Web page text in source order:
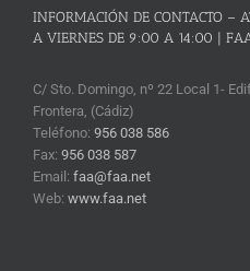
INFORMACIÓN DE CONTACTO –
A VIERNES DE 9:00 A 14:00 |
C/ Sto. Domingo, nº 22 Local 1-
Frontera, (Cádiz)
Teléfono: 956 038 586
Fax: 956 038 587
Email: faa@faa.net
Web: www.faa.net